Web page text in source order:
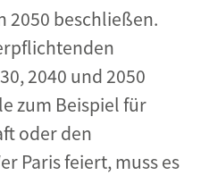
2050 beschließen.
2040 und 2050
zum Beispiel für
oder den
Paris feiert, muss es